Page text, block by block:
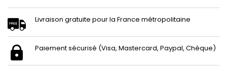
Livraison gratuite pour la France métropolitaine
Paiement sécurisé (Visa, Mastercard, Paypal, Chèque)